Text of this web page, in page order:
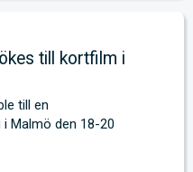
till kortfilm i
till en
Malmö den 18-20